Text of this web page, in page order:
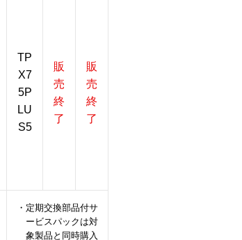
TP
X7
5P
LU
S5
販
売
終
了
販
売
終
了
・定期交換部品付サ
ービスパックは対
象製品と同時購入